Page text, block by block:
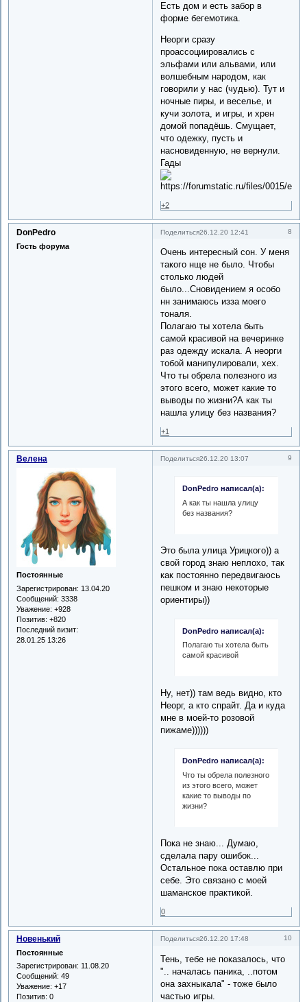
Есть дом и есть забор в
форме бегемотика.
Неорги сразу
проассоциировались с
эльфами или альвами, или
волшебным народом, как
говорили у нас (чудью). Тут и
ночные пиры, и веселье, и
кучи золота, и игры, и хрен
домой попадёшь. Смущает,
что одежку, пусть и
насновиденную, не вернули.
Гады
+2
Поделиться 8
26.12.20 12:41
DonPedro
Гость форума
Очень интересный сон. У меня
такого нще не было. Чтобы
столько людей
было...Сновидением я особо
нн занимаюсь изза моего
тоналя.
Полагаю ты хотела быть
самой красивой на вечеринке
раз одежду искала. А неорги
тобой манипулировали, хех.
Что ты обрела полезного из
этого всего, может какие то
выводы по жизни?А как ты
нашла улицу без названия?
+1
Поделиться 9
26.12.20 13:07
Велена
Постоянные
Зарегистрирован: 13.04.20
Сообщений: 3338
Уважение: +928
Позитив: +820
Последний визит:
28.01.25 13:26
DonPedro написал(а):
А как ты нашла улицу
без названия?
Это была улица Урицкого)) а
свой город знаю неплохо, так
как постоянно передвигаюсь
пешком и знаю некоторые
ориентиры))
DonPedro написал(а):
Полагаю ты хотела быть
самой красивой
Ну, нет)) там ведь видно, кто
Неорг, а кто спрайт. Да и куда
мне в моей-то розовой
пижаме))))))
DonPedro написал(а):
Что ты обрела полезного
из этого всего, может
какие то выводы по
жизни?
Пока не знаю... Думаю,
сделала пару ошибок...
Остальное пока оставлю при
себе. Это связано с моей
шаманское практикой.
0
Поделиться 10
26.12.20 17:48
Новенький
Постоянные
Зарегистрирован: 11.08.20
Сообщений: 49
Уважение: +17
Позитив: 0
Тень, тебе не показалось, что
".. началась паника, ..потом
она захныкала" - тоже было
частью игры.